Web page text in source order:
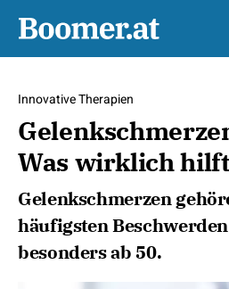
Innovative Therapien
Was wirklich hilft
Gelenkschmerzen
häufigsten
besonders ab 50.